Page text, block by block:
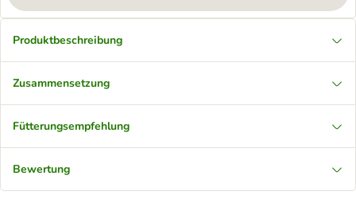
Produktbeschreibung
Zusammensetzung
Fütterungsempfehlung
Bewertung